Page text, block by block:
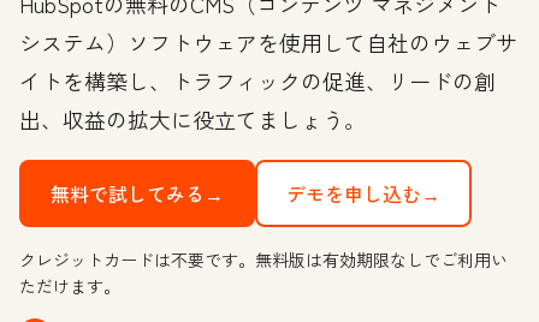
システム）ソフトウェアを使用して自社のウェブサ
イトを構築し、トラフィックの促進、リードの創
出、収益の拡大に役立てましょう。
無料で試してみる→ デモを申し込む→
クレジットカードは不要です。無料版は有効期限なしでご利用い
ただけます。